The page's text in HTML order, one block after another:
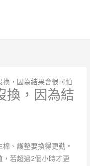
換，因為結果會很可怕
換，因為結
、護墊要換得更勤。
若超過2個小時才更